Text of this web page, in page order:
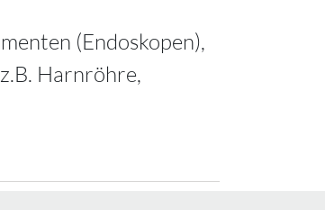
(Endoskopen),
Harnröhre,